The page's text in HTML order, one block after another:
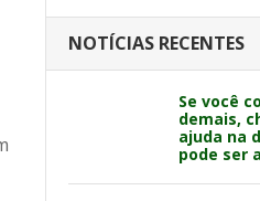
NOTÍCIAS RECENTES
Se você
demais,
ajuda na
pode ser